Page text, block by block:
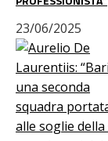
23/06/2025